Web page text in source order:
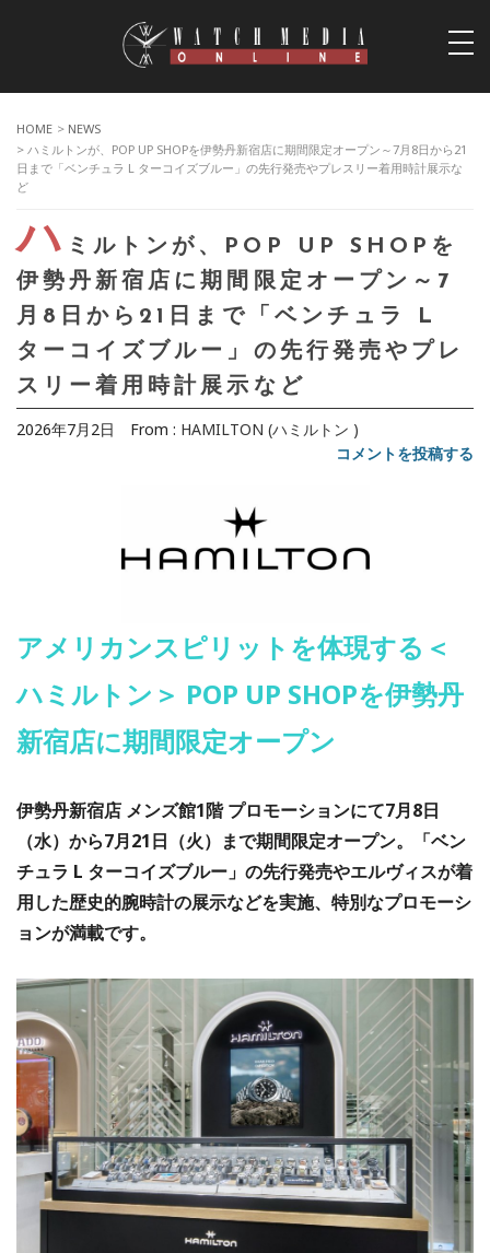
HOME > NEWS
> ハミルトンが、POP UP SHOPを伊勢丹新宿店に期間限定オープン～7月8日から21
日まで「ベンチュラ L ターコイズブルー」の先行発売やプレスリー着用時計展示な
ど
ハ ミルトンが、POP UP SHOPを
伊勢丹新宿店に期間限定オープン～7
月8日から21日まで「ベンチュラ L
ターコイズブルー」の先行発売やプレ
スリー着用時計展示など
2026年7月2日 From : HAMILTON (ハミルトン )
コメントを投稿する
アメリカンスピリットを体現する＜
ハミルトン＞ POP UP SHOPを伊勢丹
新宿店に期間限定オープン
伊勢丹新宿店 メンズ館1階 プロモーションにて7月8日
（水）から7月21日（火）まで期間限定オープン。「ベン
チュラ L ターコイズブルー」の先行発売やエルヴィスが着
用した歴史的腕時計の展示などを実施、特別なプロモーシ
ョンが満載です。